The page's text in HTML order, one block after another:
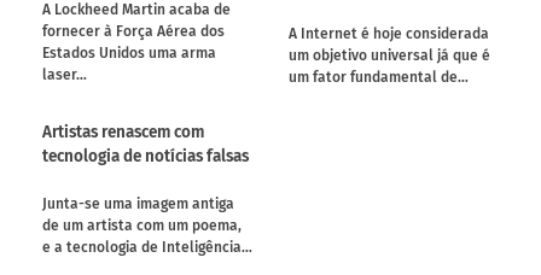
A Lockheed Martin acaba de
fornecer à Força Aérea dos
Estados Unidos uma arma
laser…
A Internet é hoje considerada
um objetivo universal já que é
um fator fundamental de…
Artistas renascem com
tecnologia de notícias falsas
Junta-se uma imagem antiga
de um artista com um poema,
e a tecnologia de Inteligência…